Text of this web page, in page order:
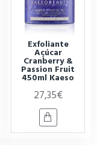
Exfoliante
Açúcar
Cranberry &
Passion Fruit
450ml Kaeso
27,35€